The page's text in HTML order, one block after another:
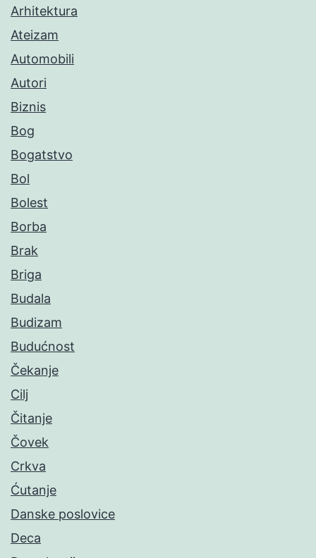
Arhitektura
Ateizam
Automobili
Autori
Biznis
Bog
Bogatstvo
Bol
Bolest
Borba
Brak
Briga
Budala
Budizam
Budućnost
Čekanje
Cilj
Čitanje
Čovek
Crkva
Ćutanje
Danske poslovice
Deca